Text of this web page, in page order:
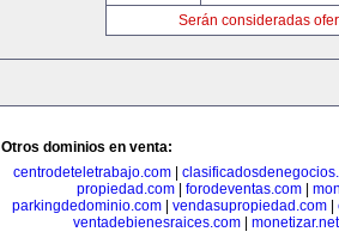
Serán consideradas
Otros dominios en venta:
centrodeteletrabajo.com
propiedad.com
forodeventas.com
parkingdedominio.com| vendasupropiedad.com|
ventadebienesraices.com
monetizar.net